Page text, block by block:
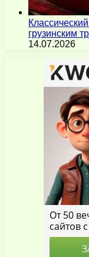
грузинским
14.07.2026